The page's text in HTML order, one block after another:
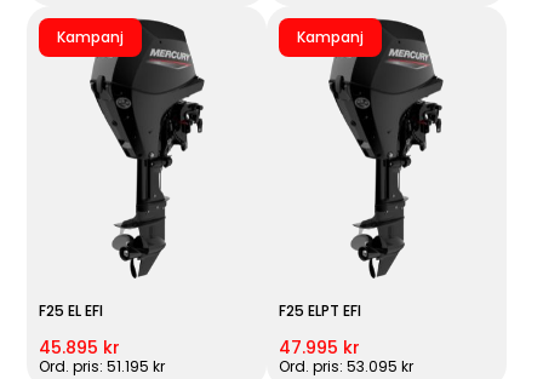
Kampanj
F25 EL EFI
45.895 kr
Ord. pris: 51.195 kr
Kampanj
F25 ELPT EFI
47.995 kr
Ord. pris: 53.095 kr